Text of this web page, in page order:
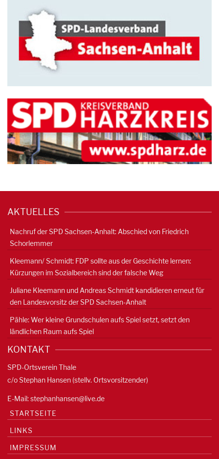
AKTUELLES
Nachruf der SPD Sachsen-Anhalt: Abschied von Friedrich
Schorlemmer
Kleemann/ Schmidt: FDP sollte aus der Geschichte lernen:
Kürzungen im Sozialbereich sind der falsche Weg
Juliane Kleemann und Andreas Schmidt kandidieren erneut für
den Landesvorsitz der SPD Sachsen-Anhalt
Pähle: Wer kleine Grundschulen aufs Spiel setzt, setzt den
ländlichen Raum aufs Spiel
KONTAKT
SPD-Ortsverein Thale
c/o Stephan Hansen (stellv. Ortsvorsitzender)
E-Mail:stephanhansen@live.de
STARTSEITE
LINKS
IMPRESSUM